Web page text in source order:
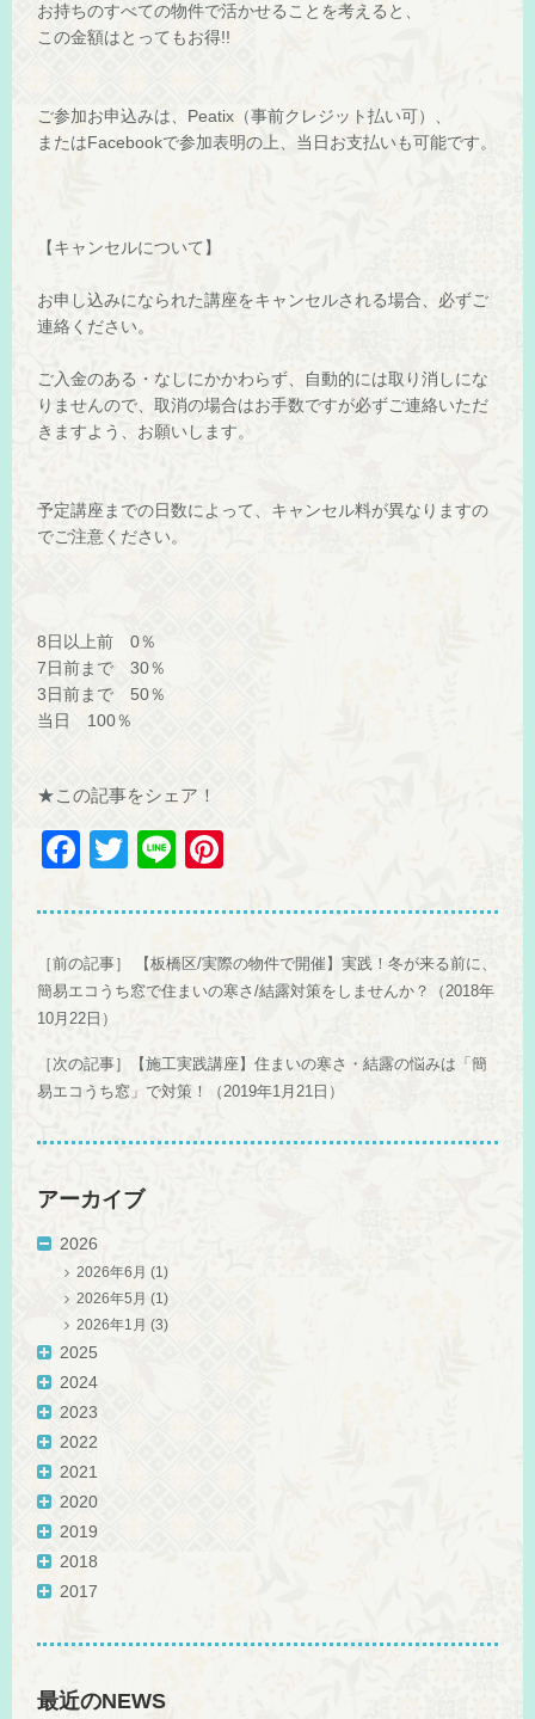
お持ちのすべての物件で活かせることを考えると、
この金額はとってもお得!!
ご参加お申込みは、Peatix（事前クレジット払い可）、
またはFacebookで参加表明の上、当日お支払いも可能です。
【キャンセルについて】
お申し込みになられた講座をキャンセルされる場合、必ずご
連絡ください。
ご入金のある・なしにかかわらず、自動的には取り消しにな
りませんので、取消の場合はお手数ですが必ずご連絡いただ
きますよう、お願いします。
予定講座までの日数によって、キャンセル料が異なりますの
でご注意ください。
8日以上前 0％
7日前まで 30％
3日前まで 50％
当日 100％
★この記事をシェア！
F
c
e
b
o
o
T
tt
er
Li
e
er
e
st
［前の記事］
【板橋区/実際の物件で開催】実践！冬が来る前に、
簡易エコうち窓で住まいの寒さ/結露対策をしませんか？（2018年
10月22日）
［次の記事］
【施工実践講座】住まいの寒さ・結露の悩みは「簡
易エコうち窓」で対策！（2019年1月21日）
アーカイブ
2026
2026年6月 (1)
2026年5月 (1)
2026年1月 (3)
2025
2024
2023
2022
2021
2020
2019
2018
2017
最近のNEWS